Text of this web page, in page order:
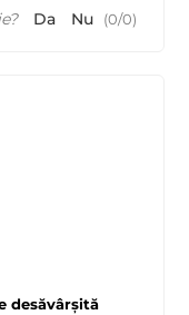
Da Nu (0/0)
desăvârșită